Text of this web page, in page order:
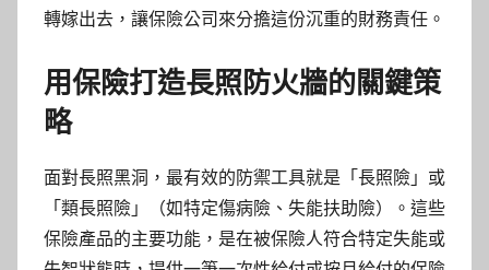
轉嫁出去，讓保險公司來分擔這份沉重的財務責任。
用保險打造長照防火牆的關鍵策
略
面對長照黑洞，最有效的防禦工具就是「長照險」或
「類長照險」（如特定傷病險、失能扶助險）。這些
保險產品的主要功能，是在被保險人符合特定失能或